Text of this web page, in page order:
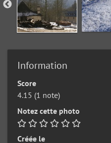
Information
Score
4.15 (1 note)
Notez cette photo
Créée le